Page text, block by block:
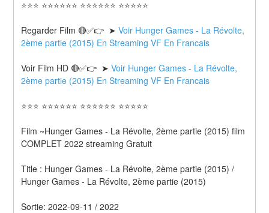
⭐⭐⭐ ⭐⭐⭐⭐⭐⭐ ⭐⭐⭐⭐⭐⭐ ⭐⭐⭐⭐⭐
Regarder Film 🔴✅👉  ➤ Voir Hunger Games - La Révolte,
2ème partie (2015) En Streaming VF En Francais
Voir Film HD 🔴✅👉  ➤ Voir Hunger Games - La Révolte,
2ème partie (2015) En Streaming VF En Francais
⭐⭐⭐ ⭐⭐⭐⭐⭐⭐ ⭐⭐⭐⭐⭐⭐ ⭐⭐⭐⭐⭐
Film ~Hunger Games - La Révolte, 2ème partie (2015) film
COMPLET 2022 streaming Gratuit
Title : Hunger Games - La Révolte, 2ème partie (2015) /
Hunger Games - La Révolte, 2ème partie (2015)
Sortie: 2022-09-11 / 2022